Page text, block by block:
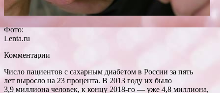
Фото:
Lenta.ru
Комментарии
Число пациентов с сахарным диабетом в России за пять
лет выросло на 23 процента. В 2013 году их было
3,9 миллиона человек, к концу 2018-го — уже 4,8 миллиона,